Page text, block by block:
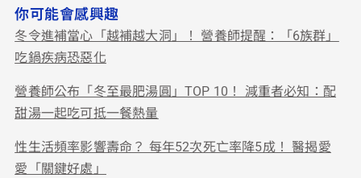
你可能會感興趣
冬令進補當心「越補越大洞」！ 營養師提醒：「6族群」
吃鍋疾病恐惡化
營養師公布「冬至最肥湯圓」TOP 10！ 減重者必知：配
甜湯一起吃可抵一餐熱量
性生活頻率影響壽命？ 每年52次死亡率降5成！ 醫揭愛
愛「關鍵好處」